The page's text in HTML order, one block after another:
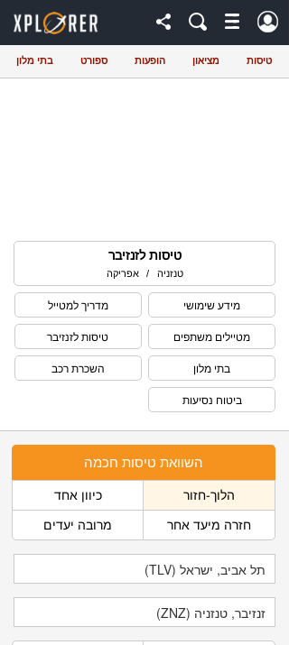
טיסות מציאון הופעות ספורט בתי מלון
טיסות לזנזיבר
טנזניה / אפריקה
מידע שימושי מדריך למטייל
מטיילים משתפים טיסות לזנזיבר
בתי מלון השכרת רכב
ביטוח נסיעות
השוואת טיסות חכמה
הלוך-חזור כיוון אחד
חזרה מיעד אחר מרובה יעדים